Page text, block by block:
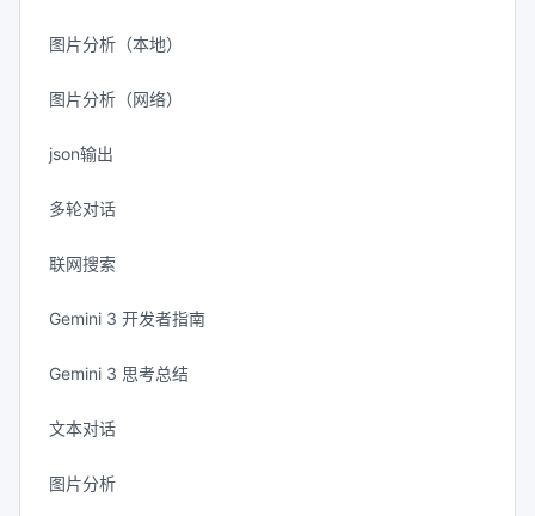
图片分析（本地）
图片分析（网络）
json输出
多轮对话
联网搜索
Gemini 3 开发者指南
Gemini 3 思考总结
文本对话
图片分析